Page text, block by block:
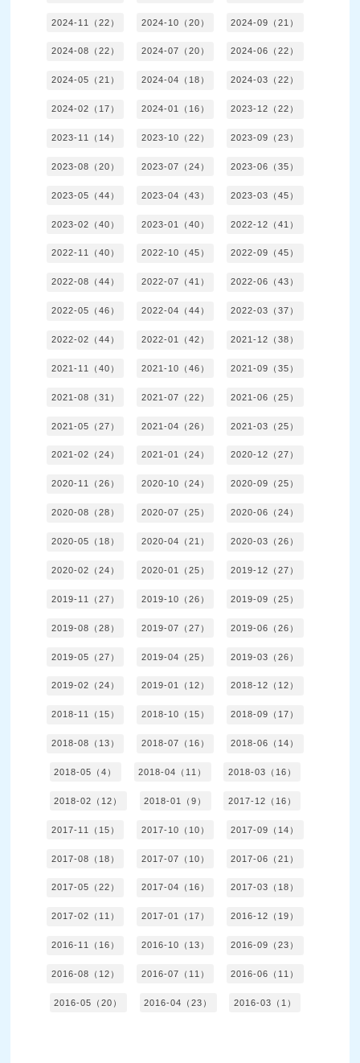
2024-11（22） 2024-10（20） 2024-09（21）
2024-08（22） 2024-07（20） 2024-06（22）
2024-05（21） 2024-04（18） 2024-03（22）
2024-02（17） 2024-01（16） 2023-12（22）
2023-11（14） 2023-10（22） 2023-09（23）
2023-08（20） 2023-07（24） 2023-06（35）
2023-05（44） 2023-04（43） 2023-03（45）
2023-02（40） 2023-01（40） 2022-12（41）
2022-11（40） 2022-10（45） 2022-09（45）
2022-08（44） 2022-07（41） 2022-06（43）
2022-05（46） 2022-04（44） 2022-03（37）
2022-02（44） 2022-01（42） 2021-12（38）
2021-11（40） 2021-10（46） 2021-09（35）
2021-08（31） 2021-07（22） 2021-06（25）
2021-05（27） 2021-04（26） 2021-03（25）
2021-02（24） 2021-01（24） 2020-12（27）
2020-11（26） 2020-10（24） 2020-09（25）
2020-08（28） 2020-07（25） 2020-06（24）
2020-05（18） 2020-04（21） 2020-03（26）
2020-02（24） 2020-01（25） 2019-12（27）
2019-11（27） 2019-10（26） 2019-09（25）
2019-08（28） 2019-07（27） 2019-06（26）
2019-05（27） 2019-04（25） 2019-03（26）
2019-02（24） 2019-01（12） 2018-12（12）
2018-11（15） 2018-10（15） 2018-09（17）
2018-08（13） 2018-07（16） 2018-06（14）
2018-05（4） 2018-04（11） 2018-03（16）
2018-02（12） 2018-01（9） 2017-12（16）
2017-11（15） 2017-10（10） 2017-09（14）
2017-08（18） 2017-07（10） 2017-06（21）
2017-05（22） 2017-04（16） 2017-03（18）
2017-02（11） 2017-01（17） 2016-12（19）
2016-11（16） 2016-10（13） 2016-09（23）
2016-08（12） 2016-07（11） 2016-06（11）
2016-05（20） 2016-04（23） 2016-03（1）